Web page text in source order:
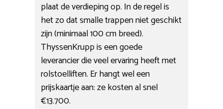
plaat de verdieping op. In de regel is
het zo dat smalle trappen niet geschikt
zijn (minimaal 100 cm breed).
ThyssenKrupp is een goede
leverancier die veel ervaring heeft met
rolstoelliften. Er hangt wel een
prijskaartje aan: ze kosten al snel
€13.700.